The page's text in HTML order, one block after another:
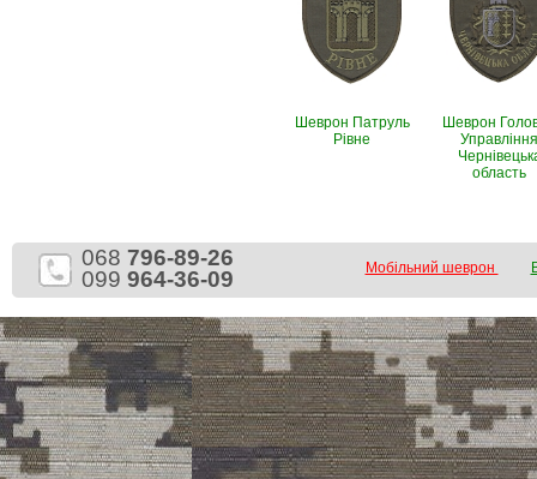
Шеврон Патруль
Рівне
Шеврон
Управління
область
068 796-89-26
099 964-36-09 Мобільний шеврон